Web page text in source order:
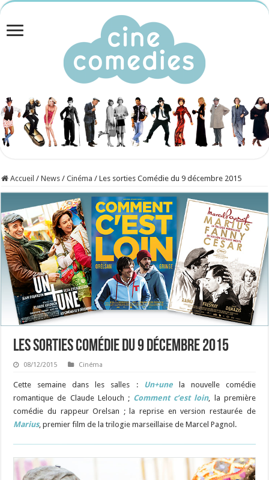
Accueil / News / Cinéma / Les sorties Comédie du 9 décembre 2015
Les sorties Comédie du 9 décembre 2015
08/12/2015 Cinéma
Cette semaine dans les salles : Un+unela nouvelle comédie
romantique de Claude Lelouch ; Comment c’est loin, la première
comédie du rappeur Orelsan ; la reprise en version restaurée de
Marius, premier film de la trilogie marseillaise de Marcel Pagnol.